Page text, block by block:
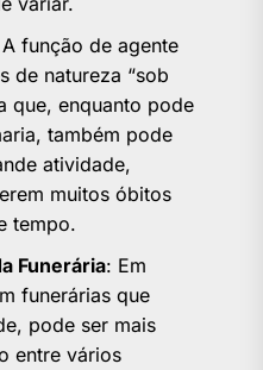
função de agente
de natureza “sob
que, enquanto pode
também pode
atividade,
muitos óbitos
tempo.
Funerária: Em
funerárias que
pode ser mais
entre vários